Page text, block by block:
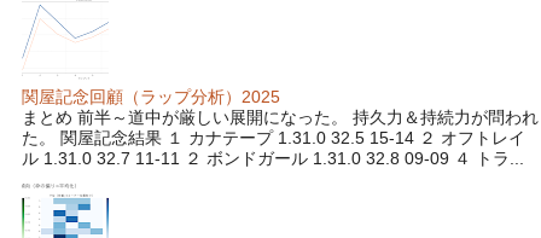
関屋記念回顧（ラップ分析）2025
まとめ 前半～道中が厳しい展開になった。 持久力＆持続力が問われ
た。 関屋記念結果 １ カナテープ 1.31.0 32.5 15-14 ２ オフトレイ
ル 1.31.0 32.7 11-11 ２ ボンドガール 1.31.0 32.8 09-09 ４ トラ...